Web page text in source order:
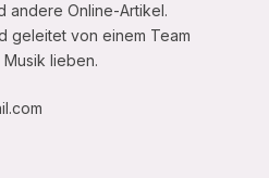
andere Online-Artikel.
geleitet von einem Team
lieben.